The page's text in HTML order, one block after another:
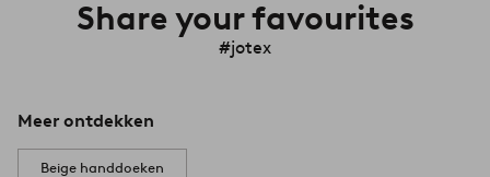
Share your favourites
#jotex
Meer ontdekken
Beige handdoeken